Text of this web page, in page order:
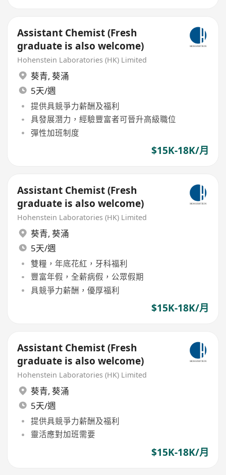
Assistant Chemist (Fresh
graduate is also welcome)
Hohenstein Laboratories (HK) Limited
葵青, 葵涌
5天/週
提供具競爭力薪酬及福利
具發展潛力，經驗豐富者可晉升高級職位
彈性加班制度
$15K-18K/月
Assistant Chemist (Fresh
graduate is also welcome)
Hohenstein Laboratories (HK) Limited
葵青, 葵涌
5天/週
雙糧，年底花紅，牙科福利
豐富年假，全薪病假，公眾假期
具競爭力薪酬，優厚福利
$15K-18K/月
Assistant Chemist (Fresh
graduate is also welcome)
Hohenstein Laboratories (HK) Limited
葵青, 葵涌
5天/週
提供具競爭力薪酬及福利
靈活應對加班需要
$15K-18K/月